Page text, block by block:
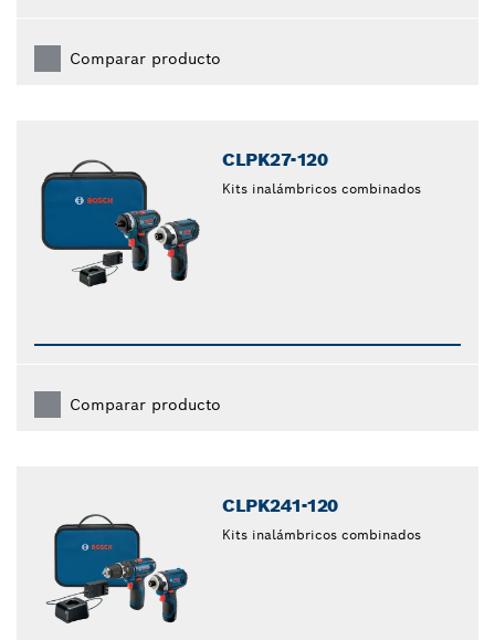
Comparar producto
CLPK27-120
Kits inalámbricos combinados
Comparar producto
CLPK241-120
Kits inalámbricos combinados